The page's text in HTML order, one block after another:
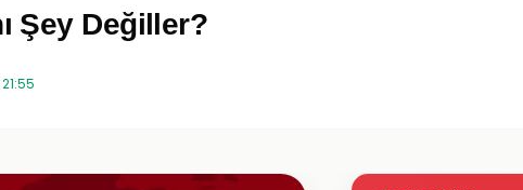
Şey Değiller?